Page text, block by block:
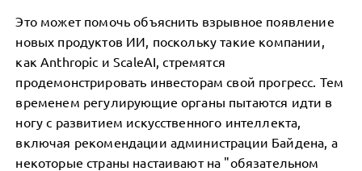
Это может помочь объяснить взрывное появление
новых продуктов ИИ, поскольку такие компании,
как Anthropic и ScaleAI, стремятся
продемонстрировать инвесторам свой прогресс. Тем
временем регулирующие органы пытаются идти в
ногу с развитием искусственного интеллекта,
включая рекомендации администрации Байдена, а
некоторые страны настаивают на "обязательном